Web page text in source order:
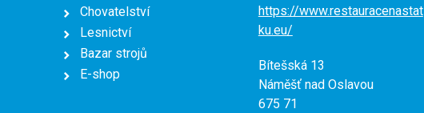
Chovatelství
Lesnictví
Bazar strojů
E-shop
https://www.restauracenastat
ku.eu/
Bítešská 13
Náměšť nad Oslavou
675 71